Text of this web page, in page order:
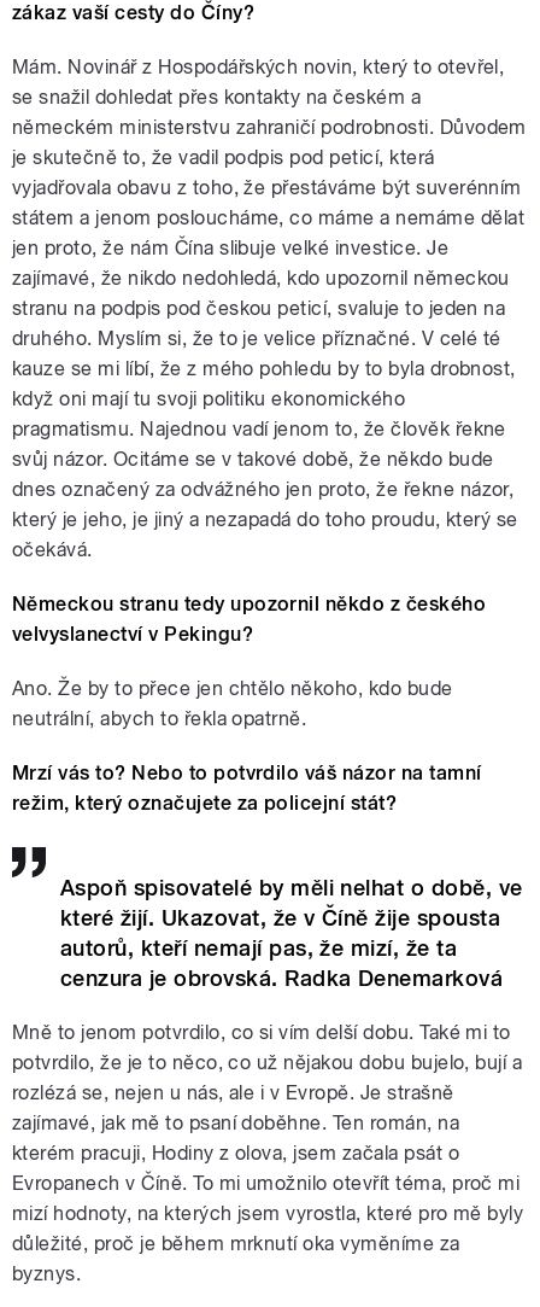
zákaz vaší cesty do Číny?
Mám. Novinář z Hospodářských novin, který to otevřel,
se snažil dohledat přes kontakty na českém a
německém ministerstvu zahraničí podrobnosti. Důvodem
je skutečně to, že vadil podpis pod peticí, která
vyjadřovala obavu z toho, že přestáváme být suverénním
státem a jenom posloucháme, co máme a nemáme dělat
jen proto, že nám Čína slibuje velké investice. Je
zajímavé, že nikdo nedohledá, kdo upozornil německou
stranu na podpis pod českou peticí, svaluje to jeden na
druhého. Myslím si, že to je velice příznačné. V celé té
kauze se mi líbí, že z mého pohledu by to byla drobnost,
když oni mají tu svoji politiku ekonomického
pragmatismu. Najednou vadí jenom to, že člověk řekne
svůj názor. Ocitáme se v takové době, že někdo bude
dnes označený za odvážného jen proto, že řekne názor,
který je jeho, je jiný a nezapadá do toho proudu, který se
očekává.
Německou stranu tedy upozornil někdo z českého
velvyslanectví v Pekingu?
Ano. Že by to přece jen chtělo někoho, kdo bude
neutrální, abych to řekla opatrně.
Mrzí vás to? Nebo to potvrdilo váš názor na tamní
režim, který označujete za policejní stát?
Aspoň spisovatelé by měli nelhat o době, ve
které žijí. Ukazovat, že v Číně žije spousta
autorů, kteří nemají pas, že mizí, že ta
cenzura je obrovská. Radka Denemarková
Mně to jenom potvrdilo, co si vím delší dobu. Také mi to
potvrdilo, že je to něco, co už nějakou dobu bujelo, bují a
rozlézá se, nejen u nás, ale i v Evropě. Je strašně
zajímavé, jak mě to psaní doběhne. Ten román, na
kterém pracuji, Hodiny z olova, jsem začala psát o
Evropanech v Číně. To mi umožnilo otevřít téma, proč mi
mizí hodnoty, na kterých jsem vyrostla, které pro mě byly
důležité, proč je během mrknutí oka vyměníme za
byznys.